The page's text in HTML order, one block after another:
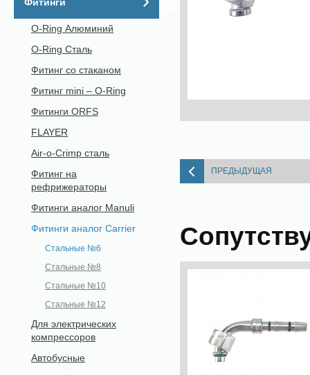
ПРЕДЫДУЩАЯ
O-Ring Алюминий
O-Ring Сталь
Фитинг со стаканом
Фитинг mini – O-Ring
Фитинги ORFS
FLAYER
Air-o-Crimp сталь
Фитинг на
рефрижераторы
Фитинги аналог Manuli
Фитинги аналог Carrier
Стальные №6
Стальные №8
Стальные №10
Стальные №12
Для электрических
компрессоров
Автобусные